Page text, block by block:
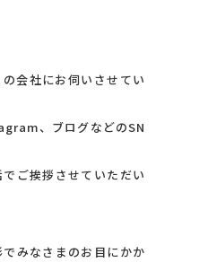
会社にお伺いさせてい
、ブログなどのSN
ご挨拶させていただい
みなさまのお目にかか